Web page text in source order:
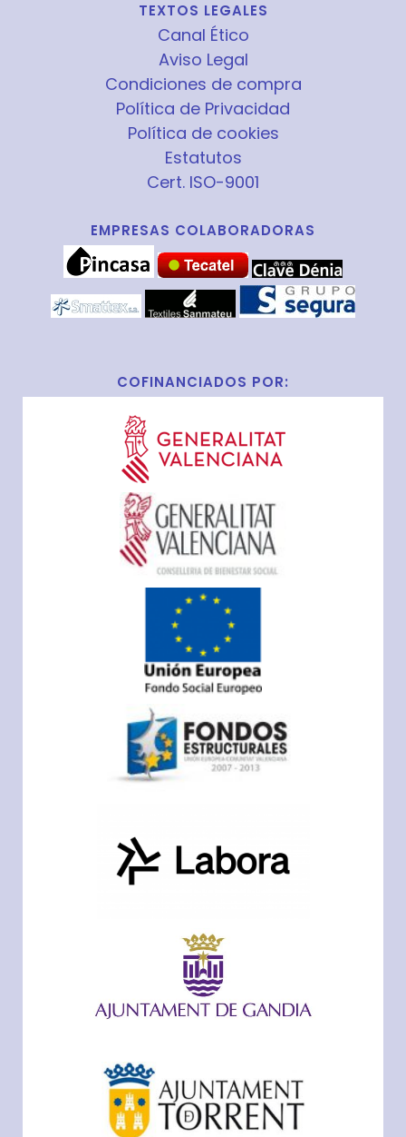
TEXTOS LEGALES
Canal Ético
Aviso Legal
Condiciones de compra
Política de Privacidad
Política de cookies
Estatutos
Cert. ISO-9001
EMPRESAS COLABORADORAS
COFINANCIADOS POR: